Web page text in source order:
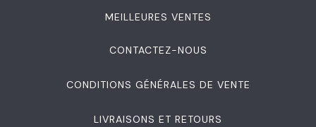
MEILLEURES VENTES
CONTACTEZ-NOUS
CONDITIONS GÉNÉRALES DE VENTE
LIVRAISONS ET RETOURS